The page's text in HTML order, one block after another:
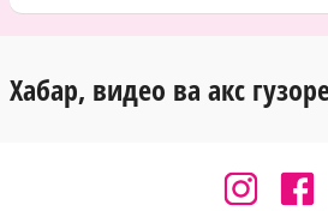
Хабар, видео ва акс